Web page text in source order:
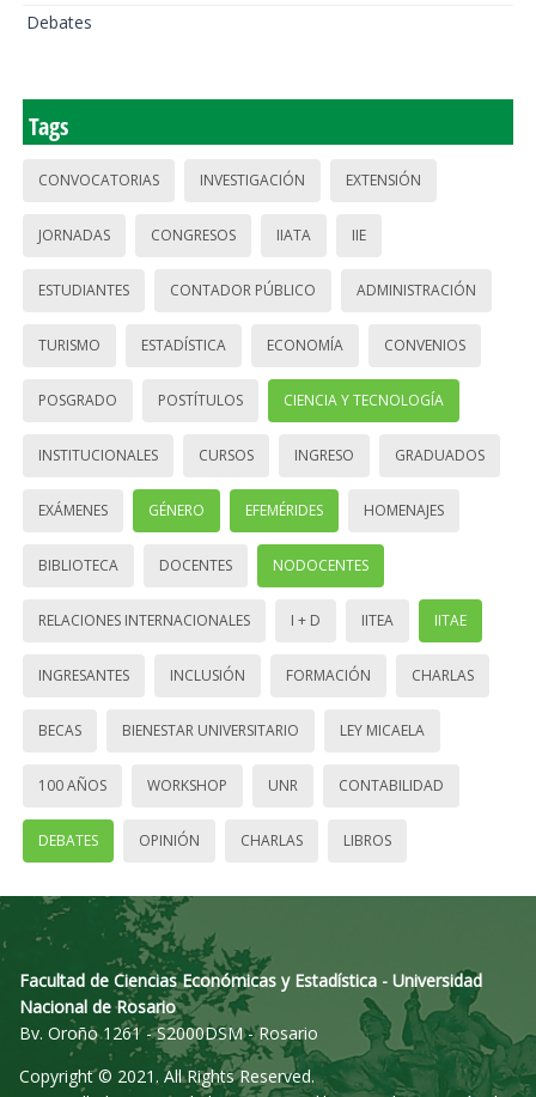
Debates
Tags
CONVOCATORIAS INVESTIGACIÓN EXTENSIÓN
JORNADAS CONGRESOS IIATA IIE
ESTUDIANTES CONTADOR PÚBLICO ADMINISTRACIÓN
TURISMO ESTADÍSTICA ECONOMÍA CONVENIOS
POSGRADO POSTÍTULOS CIENCIA Y TECNOLOGÍA
INSTITUCIONALES CURSOS INGRESO GRADUADOS
EXÁMENES GÉNERO EFEMÉRIDES HOMENAJES
BIBLIOTECA DOCENTES NODOCENTES
RELACIONES INTERNACIONALES I + D IITEA IITAE
INGRESANTES INCLUSIÓN FORMACIÓN CHARLAS
BECAS BIENESTAR UNIVERSITARIO LEY MICAELA
100 AÑOS WORKSHOP UNR CONTABILIDAD
DEBATES OPINIÓN CHARLAS LIBROS
Facultad de Ciencias Económicas y Estadística - Universidad
Nacional de Rosario
Bv. Oroño 1261 - S2000DSM - Rosario
Copyright © 2021. All Rights Reserved.